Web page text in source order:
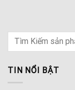
TIN NỔI BẬT